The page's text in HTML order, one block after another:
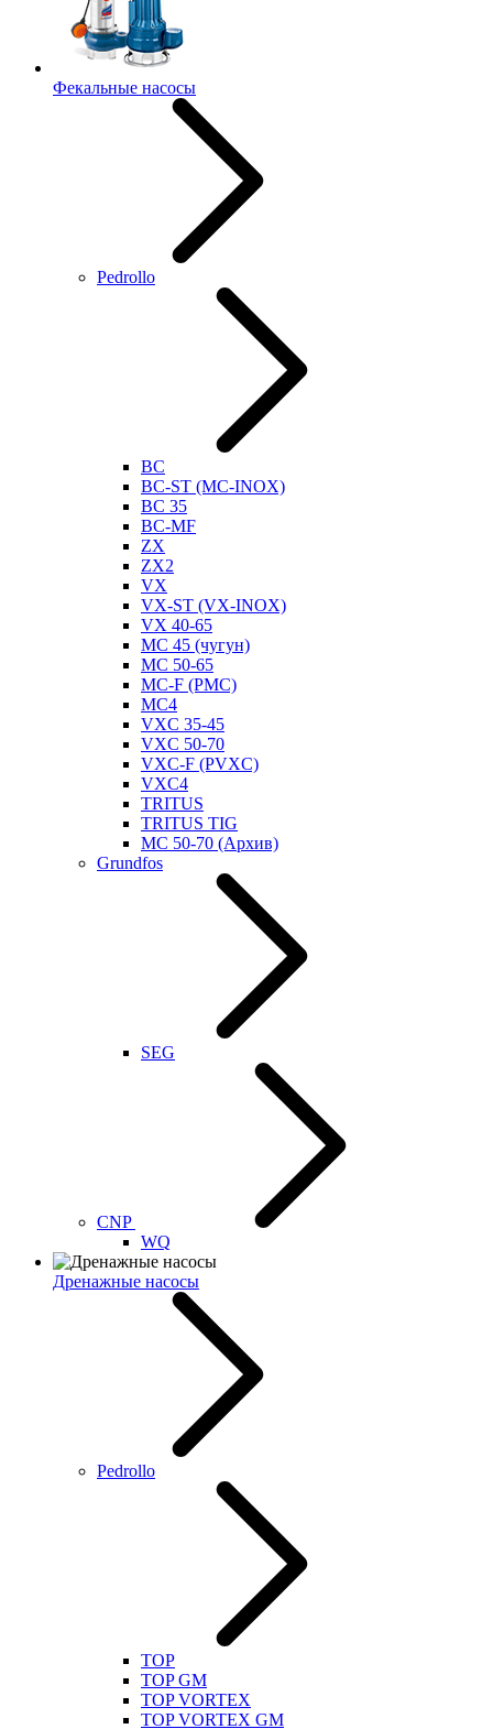
Фекальные насосы
Pedrollo
BC
BC-ST (MC-INOX)
BC 35
BC-MF
ZX
ZX2
VX
VX-ST (VX-INOX)
VX 40-65
MC 45 (чугун)
MC 50-65
MC-F (PMC)
MC4
VXC 35-45
VXC 50-70
VXC-F (PVXC)
VXC4
TRITUS
TRITUS TIG
MC 50-70 (Архив)
Grundfos
SEG
CNP
WQ
Дренажные насосы
Pedrollo
TOP
TOP GM
TOP VORTEX
TOP VORTEX GM